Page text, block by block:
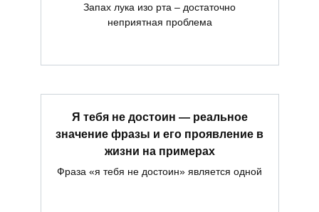
Запах лука изо рта – достаточно
неприятная проблема
Я тебя не достоин — реальное
значение фразы и его проявление в
жизни на примерах
Фраза «я тебя не достоин» является одной